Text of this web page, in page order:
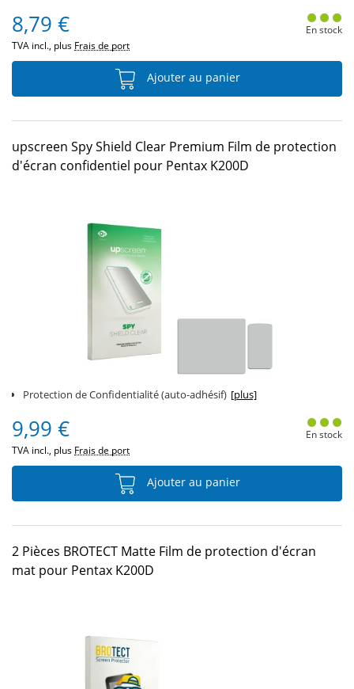
8,79 €
TVA incl., plus Frais de port
En stock
Ajouter au panier
upscreen Spy Shield Clear Premium Film de protection
d'écran confidentiel pour Pentax K200D
Protection de Confidentialité (auto-adhésif) [plus]
9,99 €
TVA incl., plus Frais de port
En stock
Ajouter au panier
2 Pièces BROTECT Matte Film de protection d'écran
mat pour Pentax K200D